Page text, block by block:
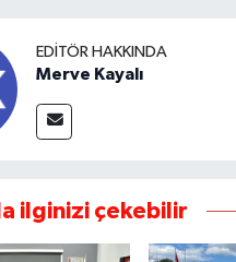
EDITÖR HAKKINDA
Merve Kayalı
ilginizi çekebilir